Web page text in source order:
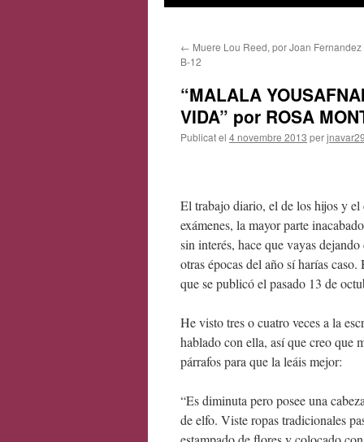
contingut
← Muere Lou Reed, por Joan
B-12
“MALALA
VIDA” por ROSA
Publicat el 4 novembre 2013 per
El trabajo diario, el de los hijos y
exámenes, la mayor parte
sin interés, hace que vayas
otras épocas del año sí harías
que se publicó el pasado 13 de
He visto tres o cuatro veces a la
hablado con ella, así que creo que
párrafos para que la leáis mejor:
“Es diminuta pero posee una
de elfo. Viste ropas tradicionales